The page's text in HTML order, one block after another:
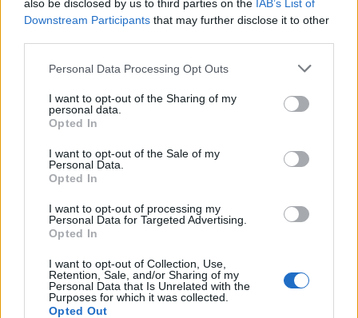
also be disclosed by us to third parties on the IAB’s List of
Downstream Participants that may further disclose it to other
Personal Data Processing Opt Outs
I want to opt-out of the Sharing of my
personal data.
Opted In
I want to opt-out of the Sale of my
Personal Data.
Opted In
I want to opt-out of processing my
Personal Data for Targeted Advertising.
Opted In
I want to opt-out of Collection, Use,
Retention, Sale, and/or Sharing of my
Personal Data that Is Unrelated with the
Purposes for which it was collected.
Opted Out